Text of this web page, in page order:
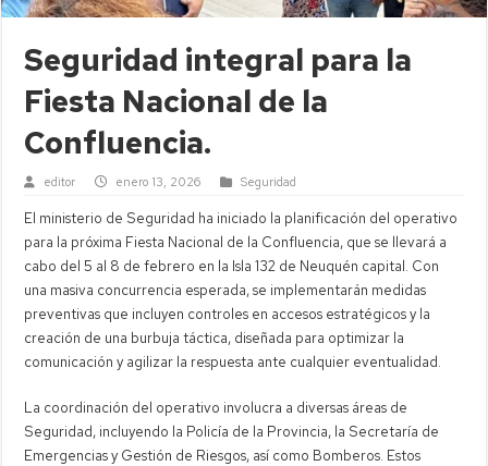
Seguridad integral para la
Fiesta Nacional de la
Confluencia.
editor enero 13, 2026 Seguridad
El ministerio de Seguridad ha iniciado la planificación del operativo
para la próxima Fiesta Nacional de la Confluencia, que se llevará a
cabo del 5 al 8 de febrero en la Isla 132 de Neuquén capital. Con
una masiva concurrencia esperada, se implementarán medidas
preventivas que incluyen controles en accesos estratégicos y la
creación de una burbuja táctica, diseñada para optimizar la
comunicación y agilizar la respuesta ante cualquier eventualidad.
La coordinación del operativo involucra a diversas áreas de
Seguridad, incluyendo la Policía de la Provincia, la Secretaría de
Emergencias y Gestión de Riesgos, así como Bomberos. Estos